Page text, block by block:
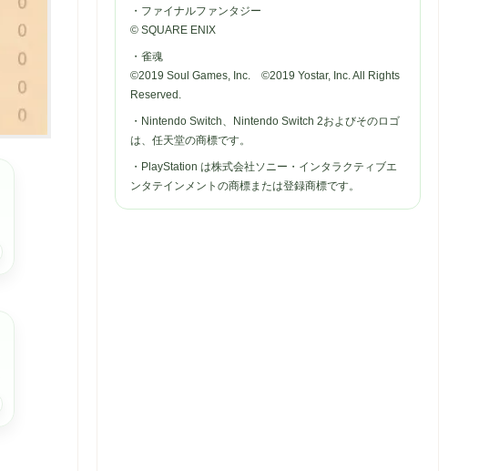
・ファイナルファンタジー
© SQUARE ENIX
・雀魂
©2019 Soul Games, Inc. ©2019 Yostar, Inc. All Rights
Reserved.
・Nintendo Switch、Nintendo Switch 2およびそのロゴ
は、任天堂の商標です。
・PlayStation は株式会社ソニー・インタラクティブエ
ンタテインメントの商標または登録商標です。